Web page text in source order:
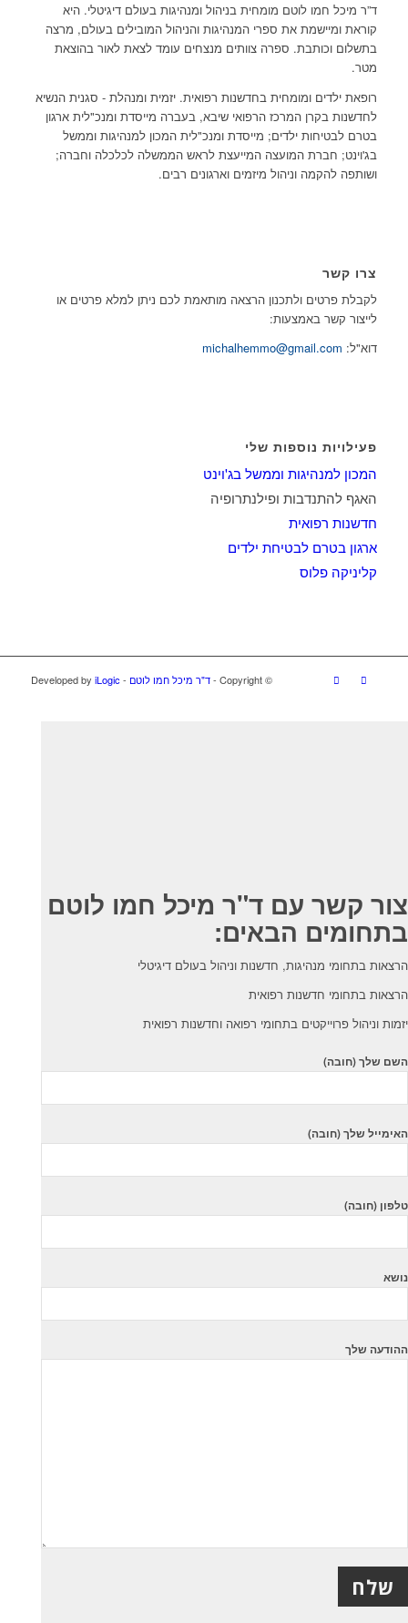
ד”ר מיכל חמו לוטם מומחית בניהול ומנהיגות בעולם דיגיטלי. היא
קוראת ומיישמת את ספרי המנהיגות והניהול המובילים בעולם, מרצה
בתשלום וכותבת. ספרה צוותים מנצחים עומד לצאת לאור בהוצאת
מטר.
רופאת ילדים ומומחית בחדשנות רפואית. יזמית ומנהלת - סגנית הנשיא
לחדשנות בקרן המרכז הרפואי שיבא, בעברה מייסדת ומנכ"לית ארגון
בטרם לבטיחות ילדים; מייסדת ומנכ"לית המכון למנהיגות וממשל
בג'וינט; חברת המועצה המייעצת לראש הממשלה לכלכלה וחברה;
ושותפה להקמה וניהול מיזמים וארגונים רבים.
צרו קשר
לקבלת פרטים ולתכנון הרצאה מותאמת לכם ניתן למלא פרטים או
לייצור קשר באמצעות:
דוא"ל: michalhemmo@gmail.com
פעילויות נוספות שלי
המכון למנהיגות וממשל בג'וינט
האגף להתנדבות ופילנתרופיה
חדשנות רפואית
ארגון בטרם לבטיחת ילדים
קליניקה פלוס
© ‫Copyright - ד"ר מיכל חמו לוטם - Developed by
iLogic
צור קשר עם ד"ר מיכל חמו לוטם
בתחומים הבאים:
הרצאות בתחומי מנהיגות, חדשנות וניהול בעולם דיגיטלי
הרצאות בתחומי חדשנות רפואית
יזמות וניהול פרוייקטים בתחומי רפואה וחדשנות רפואית
השם שלך (חובה)
האימייל שלך (חובה)
טלפון (חובה)
נושא
ההודעה שלך